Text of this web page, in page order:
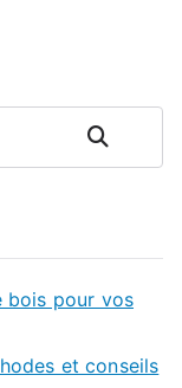
Rechercher
bois pour vos
et conseils